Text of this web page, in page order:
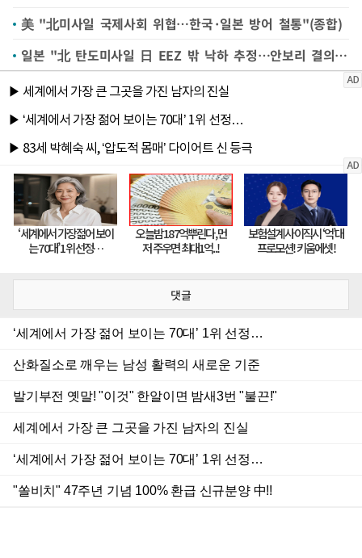
美 "北미사일 국제사회 위협…한국·일본 방어 철통"(종합)
일본 "北 탄도미사일 日 EEZ 밖 낙하 추정…안보리 결의 위반"(종합)
댓글